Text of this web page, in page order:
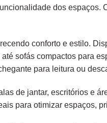
dos
conforto e estilo.
sofás compactos para
para leitura ou
de jantar, escritórios e
para otimizar espaços,